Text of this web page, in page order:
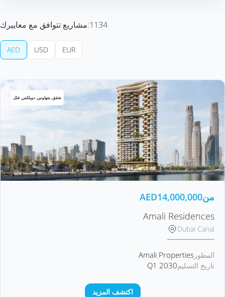
1134مشاريع تتوافق مع معاييرك:
AED USD EUR
شقق, بنتهاوس, دوبلكس, فلل
من AED14,000,000
Amali Residences
Dubai Canal
المطور Amali Properties
تاريخ التسليمQ1 2030
اكتشف المزيد